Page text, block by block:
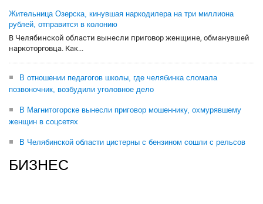
Жительница Озерска, кинувшая наркодилера на три миллиона
рублей, отправится в колонию
В Челябинской области вынесли приговор женщине, обманувшей
наркоторговца. Как...
В отношении педагогов школы, где челябинка сломала
позвоночник, возбудили уголовное дело
В Магнитогорске вынесли приговор мошеннику, охмурявшему
женщин в соцсетях
В Челябинской области цистерны с бензином сошли с рельсов
БИЗНЕС